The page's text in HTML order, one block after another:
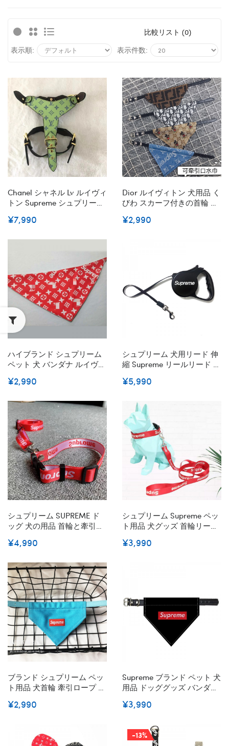
比較リスト (0)
表示順:
表示件数:
Chanel シャネル Lv ルイヴィ
トン Supreme シュプリーム
首輪ハーネスペット用品首
ランド犬の首輪 革製高品質
¥7,990
Dior ルイヴィトン 犬用品 く
びわ スカーフ付きの首輪 犬
FENDI 犬用 Supreme よだれ
¥2,990
ハイブランド シュプリーム
ペット 犬 バンダナ ルイヴィ
輪 お洒落 三角巾 ボッタン式
犬猫 お出かけアクセサリー
涎掛け 中小子犬 S-L 送料無
料 全6色
¥2,990
シュプリーム 犬用リード 伸
縮 Supreme リールリード ブ
フレキシリード 軽量 コンパ
操作 丈夫 耐久 巻きつき防止
に 小型犬 中型犬用 犬 散歩
ペット屋外活動用品 シャン
パンゴールド
¥5,990
シュプリーム SUPREME ド
ッグ 犬の用品 首輪と牽引リ
用くびわ 犬用レザーリード
感溢れ 猫 首輪 おしゃれなモ
ダン リード セット かわいい
首飾り ネコ用くびわ ペット
へのギフト
¥4,990
シュプリーム Supreme ペッ
ト用品 犬グッズ 首輪リード
用 牽引ロープセット 定番ロ
¥3,990
ブランド シュプリーム ペッ
ト用品 犬首輪 牽引ロープ セ
付き 首輪 レザー製 リード 3
¥2,990
Supreme ブランド ペット 犬
用品 ドッググッズ バンダナ
ト シュプリーム 犬 涎掛け
フ付き首輪 牽引ロープ 犬猫
対応 犬用 バンダナ 猫用 ア
¥3,990
-13%